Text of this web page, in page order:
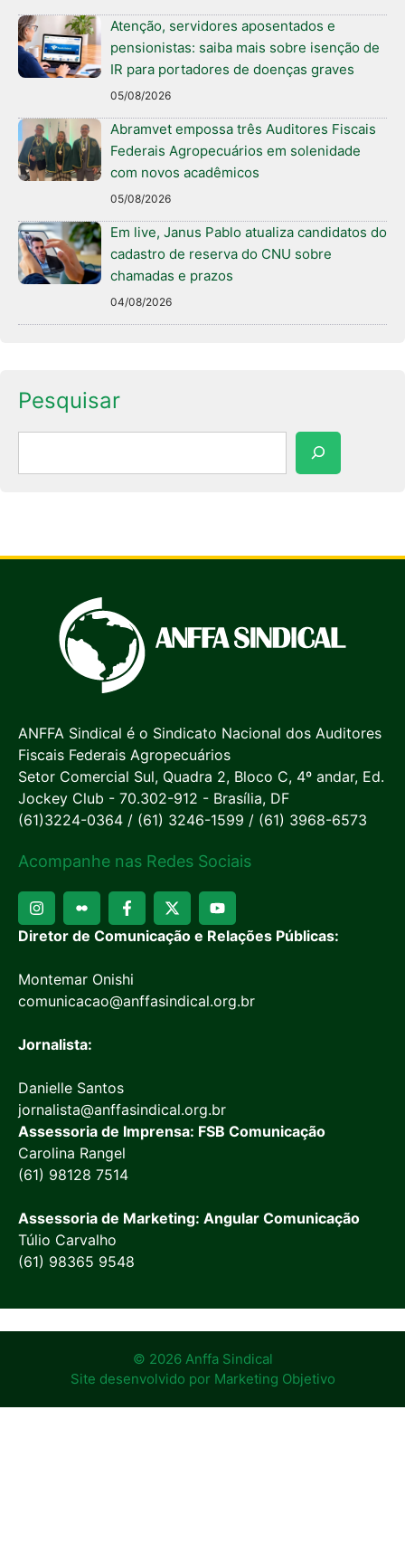
Atenção, servidores aposentados e
pensionistas: saiba mais sobre isenção de
IR para portadores de doenças graves
05/08/2026
Abramvet empossa três Auditores Fiscais
Federais Agropecuários em solenidade
com novos acadêmicos
05/08/2026
Em live, Janus Pablo atualiza candidatos do
cadastro de reserva do CNU sobre
chamadas e prazos
04/08/2026
Pesquisar
ANFFA Sindical é o Sindicato Nacional dos Auditores
Fiscais Federais Agropecuários
Setor Comercial Sul, Quadra 2, Bloco C, 4º andar, Ed.
Jockey Club - 70.302-912 - Brasília, DF
(61)3224-0364 / (61) 3246-1599 / (61) 3968-6573
Acompanhe nas Redes Sociais
Diretor de Comunicação e Relações Públicas:
Montemar Onishi
comunicacao@anffasindical.org.br
Jornalista:
Danielle Santos
jornalista@anffasindical.org.br
Assessoria de Imprensa: FSB Comunicação
Carolina Rangel
(61) 98128 7514
Assessoria de Marketing: Angular Comunicação
Túlio Carvalho
(61) 98365 9548
© 2026 Anffa Sindical
Site desenvolvido por Marketing Objetivo